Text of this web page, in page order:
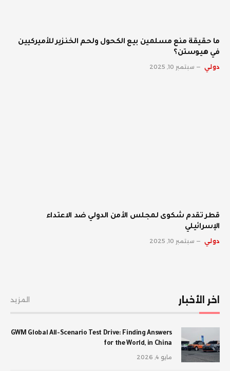
ما حقيقة منع مسلمين بيع الكحول ولحم الخنزير للأميركيين
في هيوستن؟
دولي سبتمبر 10, 2025
قطر تقدم شكوى لمجلس الأمن الدولي ضد الاعتداء
الإسرائيلي
دولي سبتمبر 10, 2025
اخر الأخبار المزيد
GWM Global All-Scenario Test Drive: Finding Answers
for the World, in China
مايو 4, 2026